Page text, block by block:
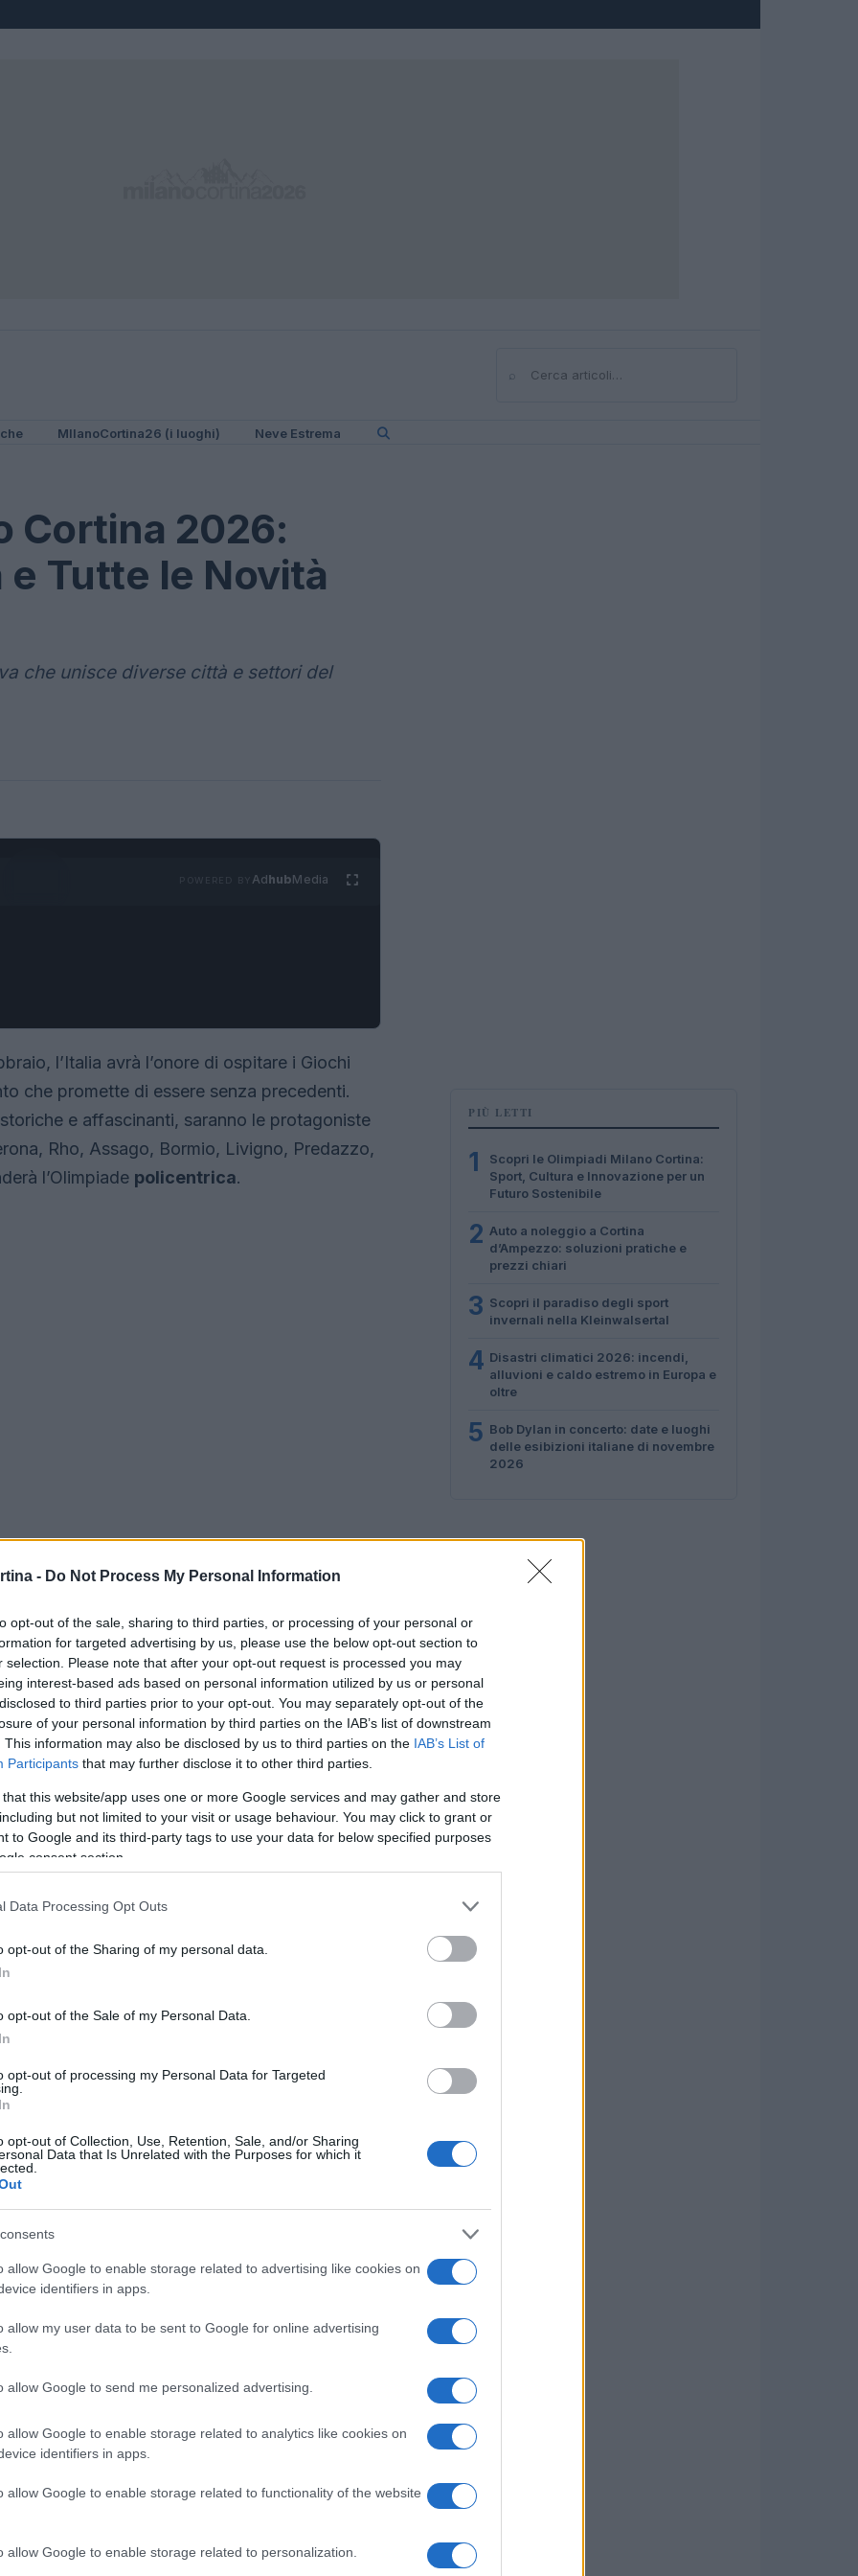
- Do Not Process My Personal Information
opt-out of the sale, sharing to third parties, or processing of your personal or
for targeted advertising by us, please use the below opt-out section to
selection. Please note that after your opt-out request is processed you may
interest-based ads based on personal information utilized by us or personal
to third parties prior to your opt-out. You may separately opt-out of the
of your personal information by third parties on the IAB’s list of downstream
This information may also be disclosed by us to third parties on the IAB’s List of
Participants that may further disclose it to other third parties.
that this website/app uses one or more Google services and may gather and store
but not limited to your visit or usage behaviour. You may click to grant or
to Google and its third-party tags to use your data for below specified purposes
consent section.
Data Processing Opt Outs
opt-out of the Sharing of my personal data.
opt-out of the Sale of my Personal Data.
opt-out of processing my Personal Data for Targeted
opt-out of Collection, Use, Retention, Sale, and/or Sharing
Data that Is Unrelated with the Purposes for which it
allow Google to enable storage related to advertising like cookies on
identifiers in apps.
allow my user data to be sent to Google for online advertising
allow Google to send me personalized advertising.
allow Google to enable storage related to analytics like cookies on
identifiers in apps.
allow Google to enable storage related to functionality of the website
allow Google to enable storage related to personalization.
⌕Cerca
MIlanoCortina26 (i luoghi) Neve Estrema
Cortina 2026:
Tutte le Novità
che unisce diverse città e settori del
AdhubMedia
l’Italia avrà l’onore di ospitare i Giochi
che promette di essere senza precedenti.
e affascinanti, saranno le protagoniste
Rho, Assago, Bormio, Livigno, Predazzo,
l’Olimpiade policentrica.
in Italia, dopo quelle del 1956 a Cortina
considerando anche Roma 1960. L’aspetto
territoriale, che richiede una
precedenti.
2026: il motore organizzativo
stata costituita la
a garantire il rispetto degli impegni assunti
Internazionale (CIO). La fase più visibile
la vera sfida inizia molto prima, durante gli
possibile un evento di tale portata.
intellettuale
la gestione della
e leader del settore IP e diritti di
l’importanza di una strategia
i marchi, ma di proteggere un intero
mascotte, torce e contenuti audiovisivi,
almeno cinque anni, e la protezione della
PIÙ LETTI
1
Scopri le Olimpiadi Milano Cortina:
Sport, Cultura e Innovazione per un
Futuro Sostenibile
2 Auto a noleggio a Cortina
d’Ampezzo: soluzioni pratiche e
prezzi chiari
3 Scopri il paradiso degli sport
invernali nella Kleinwalsertal
4 Disastri climatici 2026: incendi,
alluvioni e caldo estremo in Europa e
oltre
5 Bob Dylan in concerto: date e luoghi
delle esibizioni italiane di novembre
2026